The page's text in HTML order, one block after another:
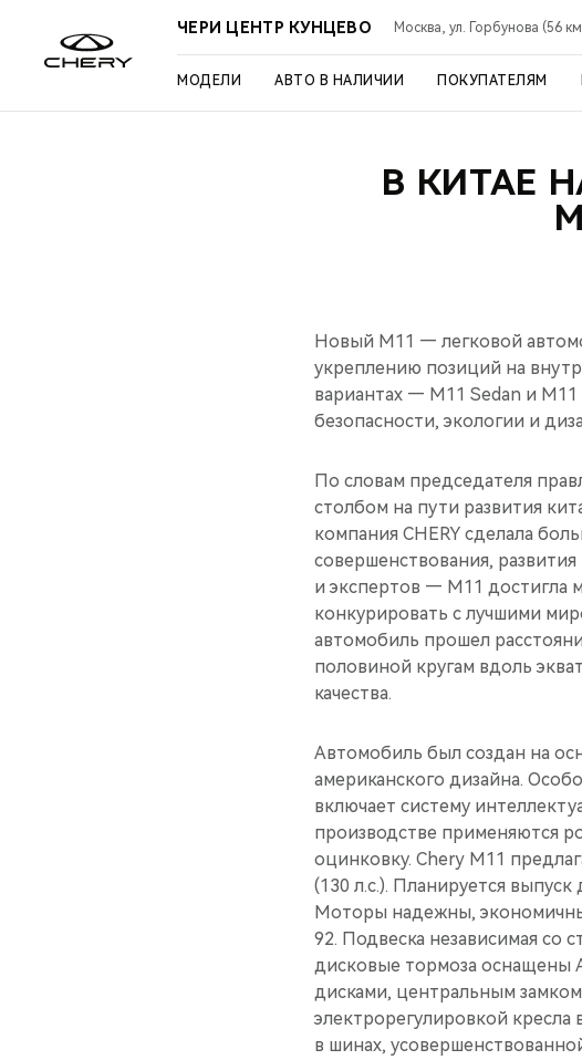
ЧЕРИ ЦЕНТР КУНЦЕВО Москва, ул. Горбунова (56
МОДЕЛИ АВТО В НАЛИЧИИ ПОКУПАТЕЛЯМ
В КИТАЕ
Новый М11 — легковой
укреплению позиций на
вариантах — M11 Sedan и
безопасности, экологии и
По словам председателя
столбом на пути развития
компания CHERY сделала
совершенствования,
и экспертов — М11 достигла
конкурировать с лучшими
автомобиль прошел
половиной кругам вдоль
качества.
Автомобиль был создан на
американского дизайна.
включает систему
производстве применяются
оцинковку. Chery М11
(130 л.с.). Планируется
Моторы надежны,
92. Подвеска независимая со
дисковые тормоза оснащены
дисками, центральным
электрорегулировкой
в шинах,